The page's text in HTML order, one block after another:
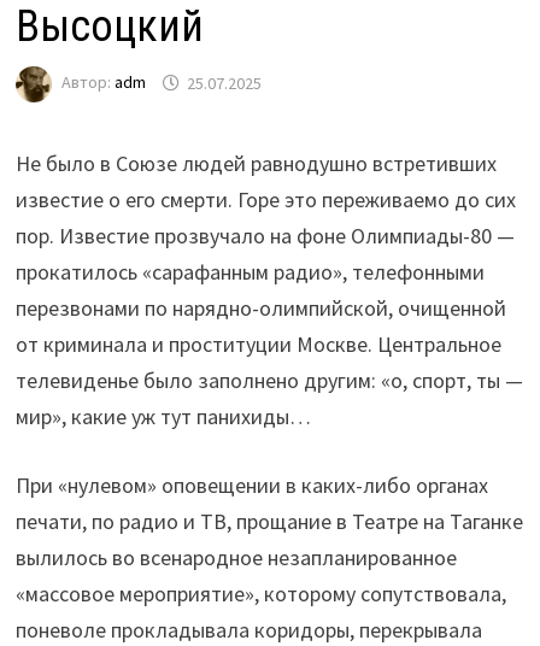
Высоцкий
Автор: adm 25.07.2025
Не было в Союзе людей равнодушно встретивших
известие о его смерти. Горе это переживаемо до сих
пор. Известие прозвучало на фоне Олимпиады-80 —
прокатилось «сарафанным радио», телефонными
перезвонами по нарядно-олимпийской, очищенной
от криминала и проституции Москве. Центральное
телевиденье было заполнено другим: «о, спорт, ты —
мир», какие уж тут панихиды…
При «нулевом» оповещении в каких-либо органах
печати, по радио и ТВ, прощание в Театре на Таганке
вылилось во всенародное незапланированное
«массовое мероприятие», которому сопутствовала,
поневоле прокладывала коридоры, перекрывала